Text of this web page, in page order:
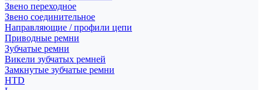
Звено переходное
Звено соединительное
Направляющие / профили цепи
Приводные ремни
Зубчатые ремни
Викели зубчатых ремней
Замкнутые зубчатые ремни
HTD